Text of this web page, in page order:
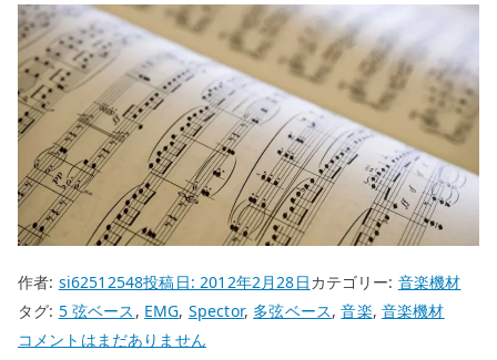
作者: si62512548投稿日:2012年2月28日カテゴリー: 音楽機材
タグ: 5 弦ベース , EMG, Spector, 多弦ベース,音楽, 音楽機材
Spector
コメントはまだありません